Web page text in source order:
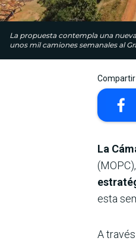
La propuesta contempla una
unos mil camiones semanales al
La
esta
A